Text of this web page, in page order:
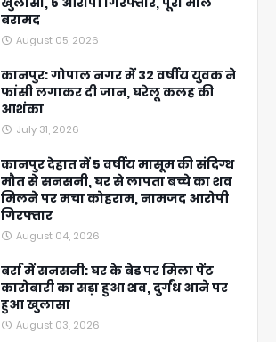
बरामद
August 05, 2026
कानपुर: गोपाल नगर में 32 वर्षीय युवक ने
फांसी लगाकर दी जान, घरेलू कलह की
आशंका
July 31, 2026
कानपुर देहात में 5 वर्षीय मासूम की संदिग्ध
मौत से सनसनी, घर से लापता बच्चे का शव
मिलने पर मचा कोहराम, नामजद आरोपी
गिरफ्तार
August 04, 2026
बर्रा में सनसनी: घर के बेड पर मिला पेंट
कारोबारी का सड़ा हुआ शव, दुर्गंध आने पर
हुआ खुलासा
August 03, 2026